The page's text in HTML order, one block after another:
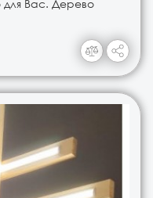
для Вас. Дерево
в кожному